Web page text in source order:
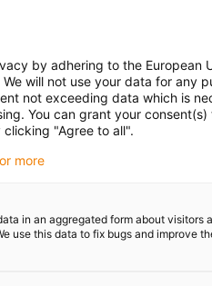
by adhering to the European
We will not use your data for any
not exceeding data which is
You can grant your
"Agree to all".
more
in an aggregated form about visitors
use this data to fix bugs and improve